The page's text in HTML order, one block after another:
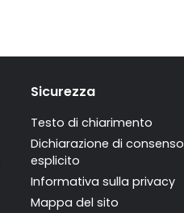
Sicurezza
Testo di chiarimento
Dichiarazione di consenso
esplicito
Informativa sulla privacy
Mappa del sito